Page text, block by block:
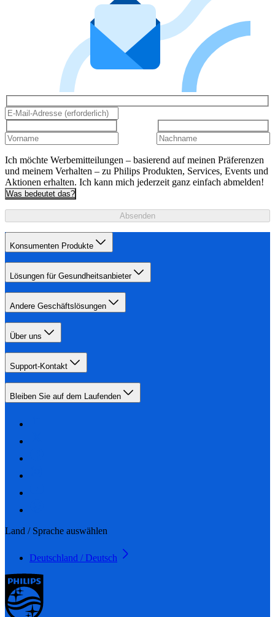
Ich möchte Werbemitteilungen – basierend auf meinen Präferenzen
und meinem Verhalten – zu Philips Produkten, Services, Events und
Aktionen erhalten. Ich kann mich jederzeit ganz einfach abmelden!
Was bedeutet das?
Absenden
Konsumenten Produkte
Lösungen für Gesundheitsanbieter
Andere Geschäftslösungen
Über uns
Support-Kontakt
Bleiben Sie auf dem Laufenden
Land / Sprache auswählen
Deutschland / Deutsch